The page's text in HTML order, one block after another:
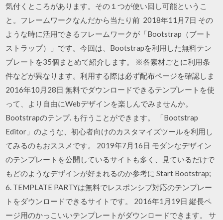
気付くところがあります。その１つが使い回し可能というこ
と。フレームワークなんだから当たり前 2018年11月7日 その
ような時に活用できるフレームワークが「Bootstrap（ブート
ストラップ）」です。今回は、Bootstrapを利用した無料テン
プレートを35個まとめて紹介します。 ※各素材ごとに利用条
件などが異なります。利用する際は必ず配布ページを確認しま
2016年10月28日 無料でダウンロードできるテンプレートを使
って、より自由にWebデザインを楽しんでみませんか。
Bootstrapのテンプ. も行うことができます。 「Bootstrap
Editor」のような、初心者向けのカスタマイズツールを利用し
てみるのもおススメです。 2019年7月16日 モダンなデザイン
のテンプレートを公開しているサイトも多く、見ているだけで
もどのようなデザインが好まれるのか参考に Start Bootstrap;
6. TEMPLATE PARTYは無料でレスポンシブ対応のテンプレー
トをダウンロードできるサイトです。 2016年1月19日 縦長ペ
ージ用のかっこいいテンプレートがダウンロードできます。 サ